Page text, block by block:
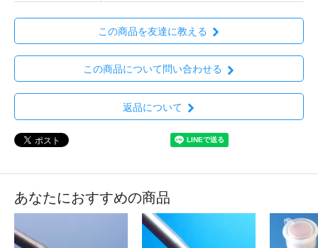
この商品を友達に教える
この商品について問い合わせる
返品について
あなたにおすすめの商品